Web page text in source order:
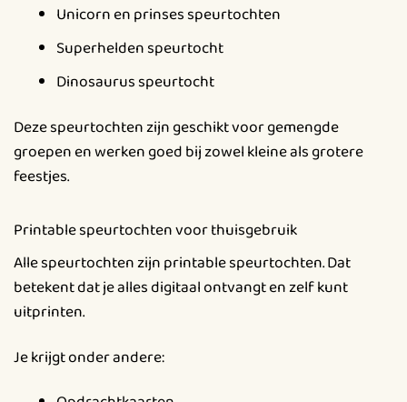
Unicorn en prinses speurtochten
Superhelden speurtocht
Dinosaurus speurtocht
Deze speurtochten zijn geschikt voor gemengde
groepen en werken goed bij zowel kleine als grotere
feestjes.
Printable speurtochten voor thuisgebruik
Alle speurtochten zijn printable speurtochten. Dat
betekent dat je alles digitaal ontvangt en zelf kunt
uitprinten.
Je krijgt onder andere: